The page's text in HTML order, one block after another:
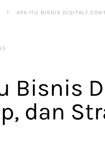
APA ITU BISNIS DIGITAL?
Bisnis
dan